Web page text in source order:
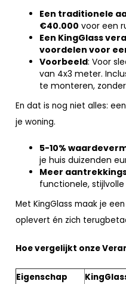
Een traditionele
€40.000 voor een
Een KingGlass
voordelen voor
Voorbeeld: Voor
van 4x3 meter.
te monteren,
En dat is nog niet alles:
je woning.
5-10%
je huis duizenden
Meer
functionele,
Met KingGlass maak je
oplevert én zich
Hoe vergelijkt onze
Eigenschap